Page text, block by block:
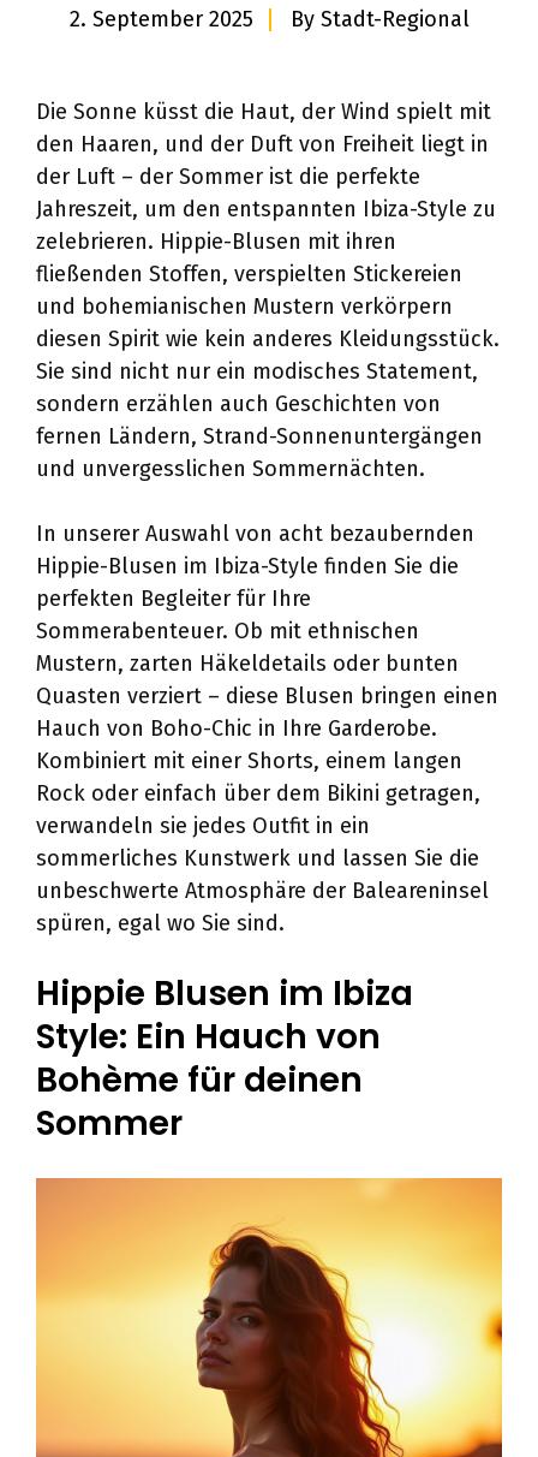
2. September 2025 By Stadt-Regional
Die Sonne küsst die Haut, der Wind spielt mit
den Haaren, und der Duft von Freiheit liegt in
der Luft – der Sommer ist die perfekte
Jahreszeit, um den entspannten Ibiza-Style zu
zelebrieren. Hippie-Blusen mit ihren
fließenden Stoffen, verspielten Stickereien
und bohemianischen Mustern verkörpern
diesen Spirit wie kein anderes Kleidungsstück.
Sie sind nicht nur ein modisches Statement,
sondern erzählen auch Geschichten von
fernen Ländern, Strand-Sonnenuntergängen
und unvergesslichen Sommernächten.
In unserer Auswahl von acht bezaubernden
Hippie-Blusen im Ibiza-Style finden Sie die
perfekten Begleiter für Ihre
Sommerabenteuer. Ob mit ethnischen
Mustern, zarten Häkeldetails oder bunten
Quasten verziert – diese Blusen bringen einen
Hauch von Boho-Chic in Ihre Garderobe.
Kombiniert mit einer Shorts, einem langen
Rock oder einfach über dem Bikini getragen,
verwandeln sie jedes Outfit in ein
sommerliches Kunstwerk und lassen Sie die
unbeschwerte Atmosphäre der Baleareninsel
spüren, egal wo Sie sind.
Hippie Blusen im Ibiza
Style: Ein Hauch von
Bohème für deinen
Sommer